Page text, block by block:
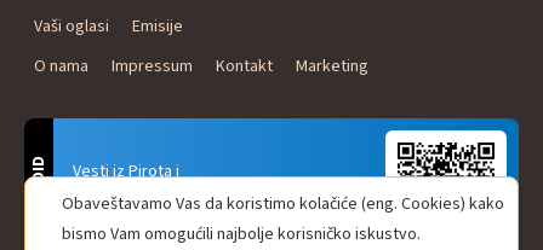
Vaši oglasi
Emisije
O nama
Impressum Kontakt Marketing
Vesti iz Pirota i
Naxi Plus Radio
Uvek u Vašem džepu!
ANDROID Obaveštavamo Vas da koristimo kolačiće (eng. Cookies) kako
bismo Vam omogućili najbolje korisničko iskustvo.